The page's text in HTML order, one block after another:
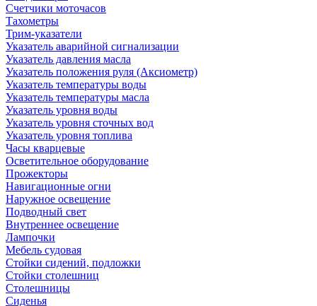
Счетчики моточасов
Тахометры
Трим-указатели
Указатель аварийной сигнализации
Указатель давления масла
Указатель положения руля (Аксиометр)
Указатель температуры воды
Указатель температуры масла
Указатель уровня воды
Указатель уровня сточных вод
Указатель уровня топлива
Часы кварцевые
Осветительное оборудование
Прожекторы
Навигационные огни
Наружное освещение
Подводный свет
Внутреннее освещение
Лампочки
Мебель судовая
Стойки сидений, подложки
Стойки столешниц
Столешницы
Сиденья